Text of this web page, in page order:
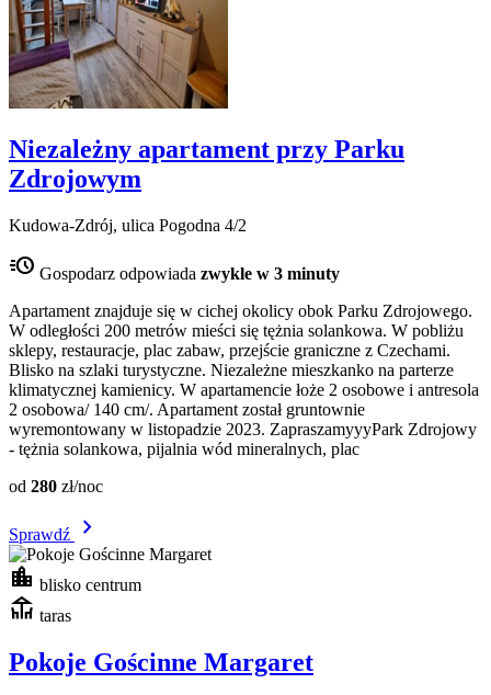
Niezależny apartament przy Parku
Zdrojowym
Kudowa-Zdrój, ulica Pogodna 4/2
acute Gospodarz odpowiada zwykle w 3 minuty
Apartament znajduje się w cichej okolicy obok Parku Zdrojowego.
W odległości 200 metrów mieści się tężnia solankowa. W pobliżu
sklepy, restauracje, plac zabaw, przejście graniczne z Czechami.
Blisko na szlaki turystyczne. Niezależne mieszkanko na parterze
klimatycznej kamienicy. W apartamencie łoże 2 osobowe i antresola
2 osobowa/ 140 cm/. Apartament został gruntownie
wyremontowany w listopadzie 2023. ZapraszamyyyPark Zdrojowy
- tężnia solankowa, pijalnia wód mineralnych, plac
od 280 zł/noc
Sprawdź
chevron_right
location_city blisko centrum
deck taras
Pokoje Gościnne Margaret